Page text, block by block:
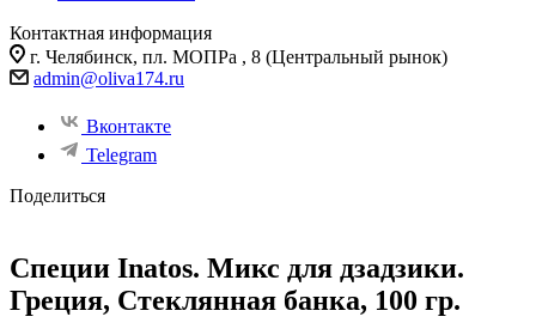
Контактная информация
г. Челябинск, пл. МОПРа , 8 (Центральный рынок)
admin@oliva174.ru
Вконтакте
Telegram
Поделиться
Специи Inatos. Микс для дзадзики.
Греция, Стеклянная банка, 100 гр.